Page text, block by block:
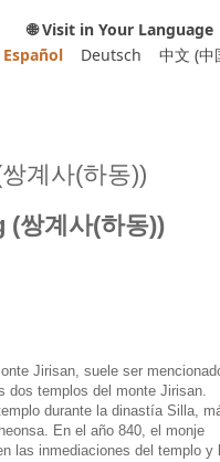
🌐 Visit in Your Language
Español Deutsch 中文 (中
계사(하동))
쌍계사(하동))
Jirisan, suele ser
dos templos del monte Jirisan.
durante la dinastía Silla,
En el año 840, el monje
las inmediaciones del templo y